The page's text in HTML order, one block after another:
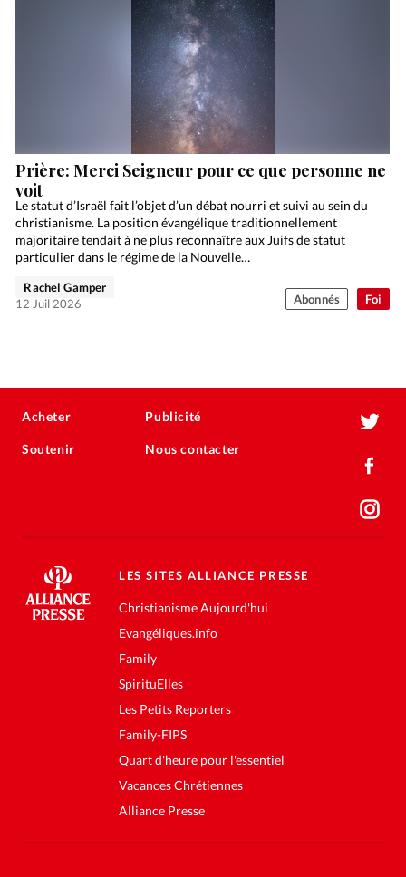
Foi
Prière: Merci Seigneur pour ce que personne ne
voit
Le statut d’Israël fait l’objet d’un débat nourri et suivi au sein du
christianisme. La position évangélique traditionnellement
majoritaire tendait à ne plus reconnaître aux Juifs de statut
particulier dans le régime de la Nouvelle…
Rachel Gamper
12 Juil 2026
Abonnés
Acheter
Soutenir
Publicité
Nous contacter
LES SITES ALLIANCE PRESSE
Christianisme Aujourd'hui
Evangéliques.info
Family
SpirituElles
Les Petits Reporters
Family-FIPS
Quart d'heure pour l'essentiel
Vacances Chrétiennes
Alliance Presse